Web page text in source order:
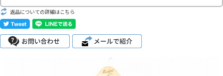
雑貨/小物
こだわりから探す
返品についての詳細はこちら